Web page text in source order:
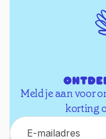
Meld je aan voor
korting
E-mail